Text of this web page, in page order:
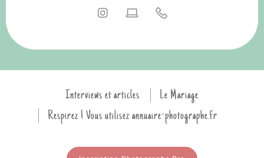
Interviews et articles
Le Mariage
Respirez ! Vous utilisez annuaire-photographe.fr